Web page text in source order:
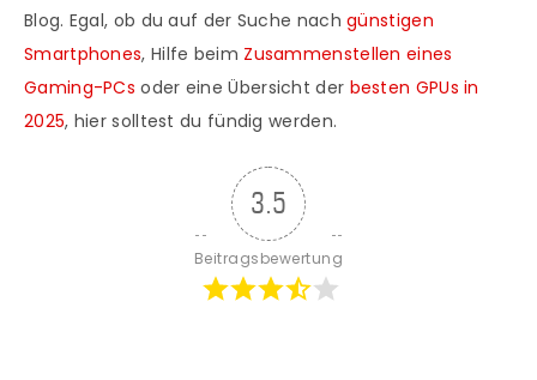
Blog. Egal, ob du auf der Suche nachgünstigen
Smartphones, Hilfe beim Zusammenstellen eines
Gaming-PCs oder eine Übersicht der besten GPUs in
2025, hier solltest du fündig werden.
3.5
Beitragsbewertung